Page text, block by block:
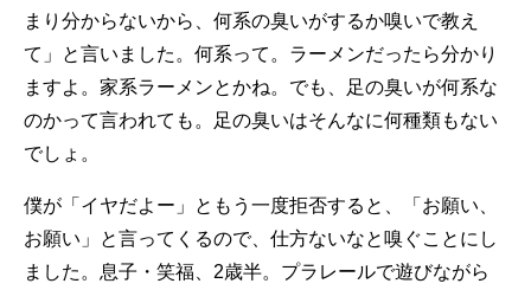
まり分からないから、何系の臭いがするか嗅いで教え
て」と言いました。何系って。ラーメンだったら分かり
ますよ。家系ラーメンとかね。でも、足の臭いが何系な
のかって言われても。足の臭いはそんなに何種類もない
でしょ。
僕が「イヤだよー」ともう一度拒否すると、「お願い、
お願い」と言ってくるので、仕方ないなと嗅ぐことにし
ました。息子・笑福、2歳半。プラレールで遊びながら